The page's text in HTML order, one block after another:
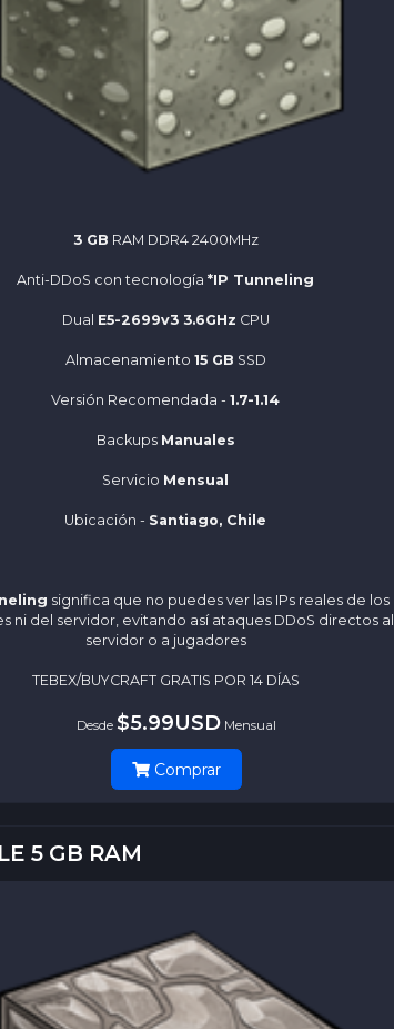
3 GB RAM DDR4 2400MHz
Anti-DDoS con tecnología *IP Tunneling
Dual E5-2699v3 3.6GHz CPU
Almacenamiento 15 GB SSD
Versión Recomendada - 1.7-1.14
Backups Manuales
Servicio Mensual
Ubicación - Santiago, Chile
significa que no puedes ver las IPs reales de los
ni del servidor, evitando así ataques DDoS directos al
servidor o a jugadores
TEBEX/BUYCRAFT GRATIS POR 14 DÍAS
Desde $5.99USD Mensual
Comprar
5 GB RAM